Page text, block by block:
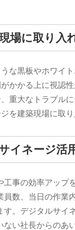
場に取り入
な黒板やホワイ
かかる上に視認
重大なトラブル
を建築現場に取
イネージ活
事の効率アッ
数、当日の作
。デジタルサ
い社長からの